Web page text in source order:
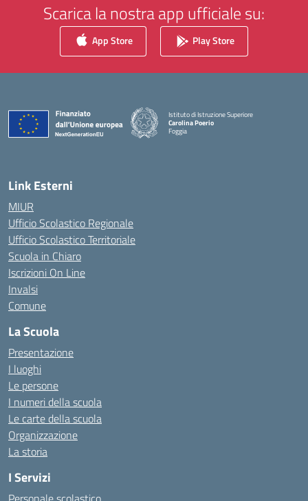
Scarica la nostra app ufficiale su:
App Store Play Store
Istituto di Istruzione Superiore
Carolina Poerio
Foggia
— Visita la pagina iniziale della scuola
Link Esterni
MIUR
Ufficio Scolastico Regionale
Ufficio Scolastico Territoriale
Scuola in Chiaro
Iscrizioni On Line
Invalsi
Comune
La Scuola
Presentazione
I luoghi
Le persone
I numeri della scuola
Le carte della scuola
Organizzazione
La storia
I Servizi